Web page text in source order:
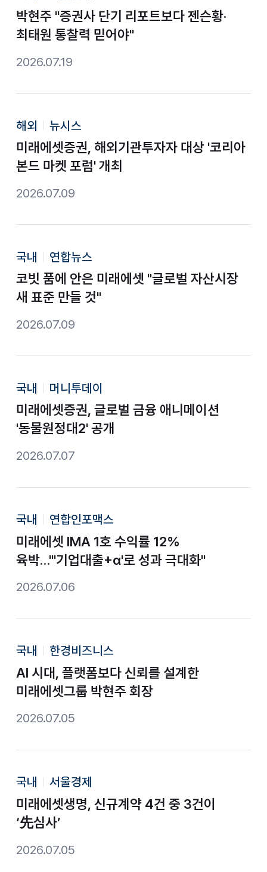
박현주 "증권사 단기 리포트보다 젠슨황·
최태원 통찰력 믿어야"
2026.07.19
해외 뉴시스
미래에셋증권, 해외기관투자자 대상 '코리아
본드 마켓 포럼' 개최
2026.07.09
국내 연합뉴스
코빗 품에 안은 미래에셋 "글로벌 자산시장
새 표준 만들 것"
2026.07.09
국내 머니투데이
미래에셋증권, 글로벌 금융 애니메이션
'동물원정대2' 공개
2026.07.07
국내 연합인포맥스
미래에셋 IMA 1호 수익률 12%
육박…"'기업대출+α'로 성과 극대화"
2026.07.06
국내 한경비즈니스
AI 시대, 플랫폼보다 신뢰를 설계한
미래에셋그룹 박현주 회장
2026.07.05
국내 서울경제
미래에셋생명, 신규계약 4건 중 3건이
‘先심사’
2026.07.05